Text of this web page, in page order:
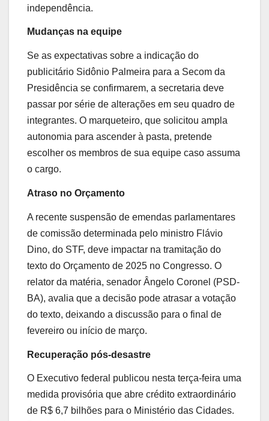
independência.
Mudanças na equipe
Se as expectativas sobre a indicação do
publicitário Sidônio Palmeira para a Secom da
Presidência se confirmarem, a secretaria deve
passar por série de alterações em seu quadro de
integrantes. O marqueteiro, que solicitou ampla
autonomia para ascender à pasta, pretende
escolher os membros de sua equipe caso assuma
o cargo.
Atraso no Orçamento
A recente suspensão de emendas parlamentares
de comissão determinada pelo ministro Flávio
Dino, do STF, deve impactar na tramitação do
texto do Orçamento de 2025 no Congresso. O
relator da matéria, senador Ângelo Coronel (PSD-
BA), avalia que a decisão pode atrasar a votação
do texto, deixando a discussão para o final de
fevereiro ou início de março.
Recuperação pós-desastre
O Executivo federal publicou nesta terça-feira uma
medida provisória que abre crédito extraordinário
de R$ 6,7 bilhões para o Ministério das Cidades.